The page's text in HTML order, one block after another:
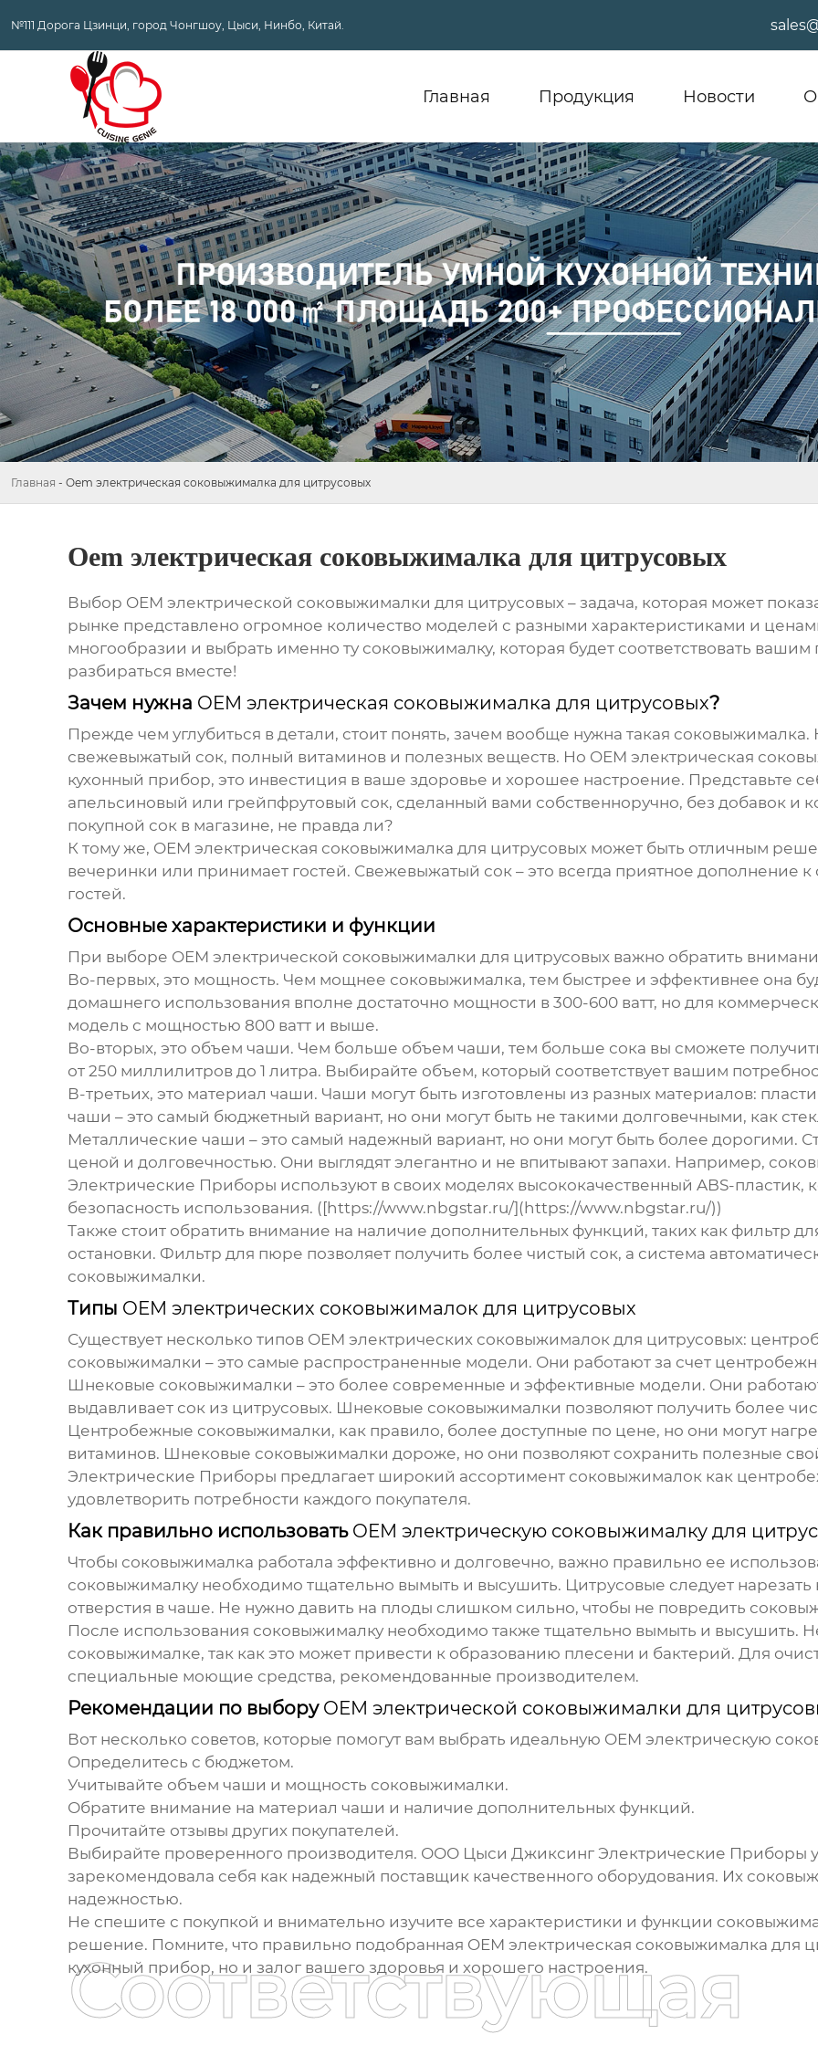
№111 Дорога Цзинци, город Чонгшоу, Цыси, Нинбо, Китай.
Главная Продукция Новости
Главная - Oem электрическая соковыжималка для цитрусовых
Oem электрическая соковыжималка для цитрусовых
Выбор OEM электрической соковыжималки для цитрусовых– задача, которая может
рынке представлено огромное количество моделей с разными характеристиками и
многообразии и выбрать именно ту соковыжималку, которая будет соответствовать
разбираться вместе!
Зачем нужна OEM электрическая соковыжималка для цитрусовых?
Прежде чем углубиться в детали, стоит понять, зачем вообще нужна такая
свежевыжатый сок, полный витаминов и полезных веществ. Но OEM электрическая
кухонный прибор, это инвестиция в ваше здоровье и хорошее настроение. Представьте
апельсиновый или грейпфрутовый сок, сделанный вами собственноручно, без добавок и
покупной сок в магазине, не правда ли?
К тому же, OEM электрическая соковыжималка для цитрусовыхможет быть отличным
вечеринки или принимает гостей. Свежевыжатый сок – это всегда приятное дополнение к
гостей.
Основные характеристики и функции
При выборе OEM электрической соковыжималки для цитрусовыхважно обратить
Во-первых, это мощность. Чем мощнее соковыжималка, тем быстрее и эффективнее она
домашнего использования вполне достаточно мощности в 300-600 ватт, но для
модель с мощностью 800 ватт и выше.
Во-вторых, это объем чаши. Чем больше объем чаши, тем больше сока вы сможете
от 250 миллилитров до 1 литра. Выбирайте объем, который соответствует вашим
В-третьих, это материал чаши. Чаши могут быть изготовлены из разных материалов:
чаши – это самый бюджетный вариант, но они могут быть не такими долговечными, как
Металлические чаши – это самый надежный вариант, но они могут быть более дорогими.
ценой и долговечностью. Они выглядят элегантно и не впитывают запахи. Например,
Электрические Приборы используют в своих моделях высококачественный ABS-пластик,
безопасность использования. ([https://www.nbgstar.ru/](https://www.nbgstar.ru/))
Также стоит обратить внимание на наличие дополнительных функций, таких как фильтр
остановки. Фильтр для пюре позволяет получить более чистый сок, а система
соковыжималки.
Типы OEM электрических соковыжималок для цитрусовых
Существует несколько типов OEM электрических соковыжималок для цитрусовых:
соковыжималки – это самые распространенные модели. Они работают за счет
Шнековые соковыжималки – это более современные и эффективные модели. Они
выдавливает сок из цитрусовых. Шнековые соковыжималки позволяют получить более
Центробежные соковыжималки, как правило, более доступные по цене, но они могут
витаминов. Шнековые соковыжималки дороже, но они позволяют сохранить полезные
Электрические Приборы предлагает широкий ассортимент соковыжималок как
удовлетворить потребности каждого покупателя.
Как правильно использовать OEM электрическую соковыжималку для
Чтобы соковыжималка работала эффективно и долговечно, важно правильно ее
соковыжималку необходимо тщательно вымыть и высушить. Цитрусовые следует нарезать
отверстия в чаше. Не нужно давить на плоды слишком сильно, чтобы не повредить
После использования соковыжималку необходимо также тщательно вымыть и высушить.
соковыжималке, так как это может привести к образованию плесени и бактерий. Для
специальные моющие средства, рекомендованные производителем.
Рекомендации по выбору OEM электрической соковыжималки для
Вот несколько советов, которые помогут вам выбрать идеальную OEM электрическую
Определитесь с бюджетом.
Учитывайте объем чаши и мощность соковыжималки.
Обратите внимание на материал чаши и наличие дополнительных функций.
Прочитайте отзывы других покупателей.
Выбирайте проверенного производителя. ООО Цыси Джиксинг Электрические Приборы
зарекомендовала себя как надежный поставщик качественного оборудования. Их
надежностью.
Не спешите с покупкой и внимательно изучите все характеристики и функции
решение. Помните, что правильно подобранная OEM электрическая соковыжималка для
кухонный прибор, но и залог вашего здоровья и хорошего настроения.
Соответствующая